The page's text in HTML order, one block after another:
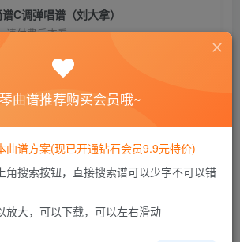
C调弹唱谱（刘大拿）
请付费后查看
会员专属资源
免费 钻石会员
开通会员
曲谱推荐购买会员哦~
曲谱方案(现已开通钻石会员9.9元特价)
角搜索按钮，直接搜索谱可以少字不可以错
放大，可以下载，可以左右滑动